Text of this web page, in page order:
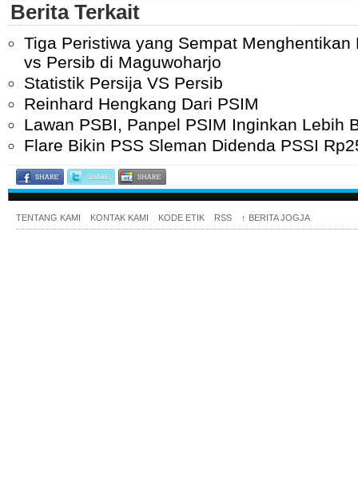
Berita Terkait
Tiga Peristiwa yang Sempat Menghentikan
vs Persib di Maguwoharjo
Statistik Persija VS Persib
Reinhard Hengkang Dari PSIM
Lawan PSBI, Panpel PSIM Inginkan Lebih
Flare Bikin PSS Sleman Didenda PSSI
TENTANG KAMI KONTAK KAMI KODE ETIK RSS ↑ BERITA JOGJA